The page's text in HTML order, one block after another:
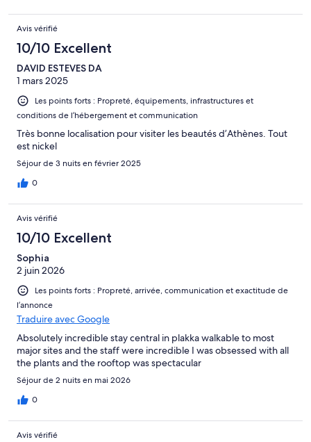
Avis vérifié
10/10 Excellent
DAVID ESTEVES DA
1 mars 2025
Les points forts : Propreté, équipements, infrastructures et
conditions de l’hébergement et communication
Très bonne localisation pour visiter les beautés d’Athènes. Tout
est nickel
Séjour de 3 nuits en février 2025
0
Avis vérifié
10/10 Excellent
Sophia
2 juin 2026
Les points forts : Propreté, arrivée, communication et exactitude de
l’annonce
Traduire avec Google
Absolutely incredible stay central in plakka walkable to most
major sites and the staff were incredible I was obsessed with all
the plants and the rooftop was spectacular
Séjour de 2 nuits en mai 2026
0
Avis vérifié